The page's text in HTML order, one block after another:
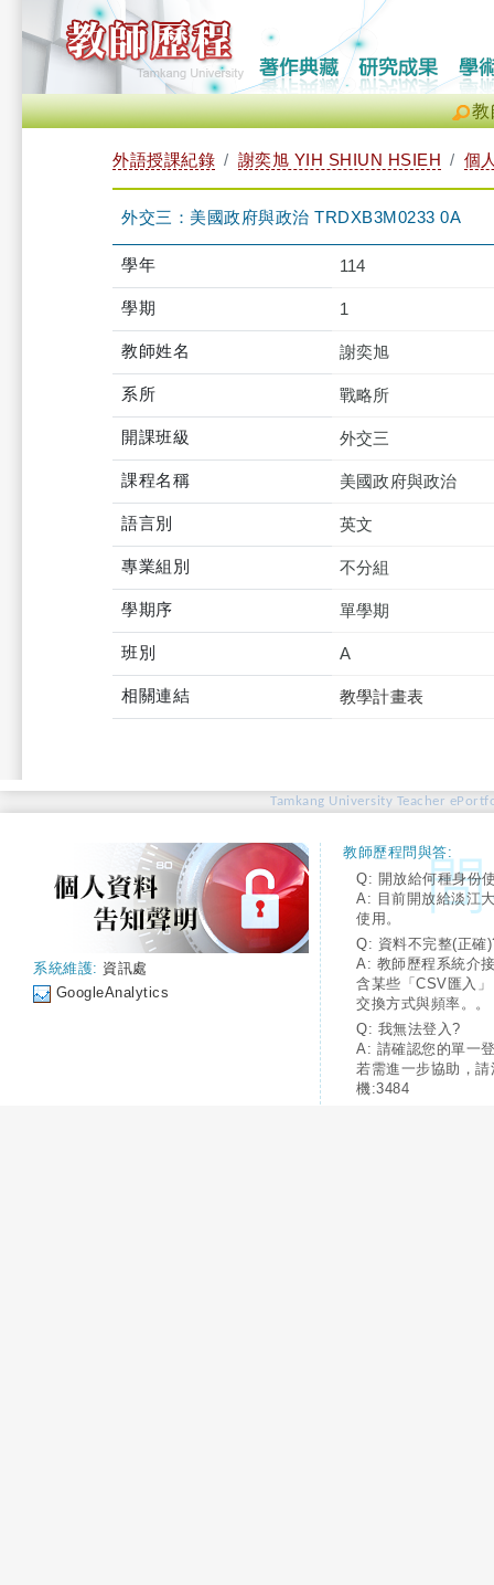
教
外語授課紀錄 謝奕旭 YIH SHIUN HSIEH 個
外交三：美國政府與政治 TRDXB3M0233 0A
學年 114
學期 1
教師姓名 謝奕旭
系所 戰略所
開課班級 外交三
課程名稱 美國政府與政治
語言別 英文
專業組別 不分組
學期序 單學期
班別 A
相關連結 教學計畫表
Tamkang University Teacher
系統維護: 資訊處
GoogleAnalytics
教師歷程問與答:
Q: 開放給何種身份
A: 目前開放給淡江
使用。
Q: 資料不完整(正確
A: 教師歷程系統介
含某些「CSV匯入
交換方式與頻率。。
Q: 我無法登入?
A: 請確認您的單一
若需進一步協助，
機:3484